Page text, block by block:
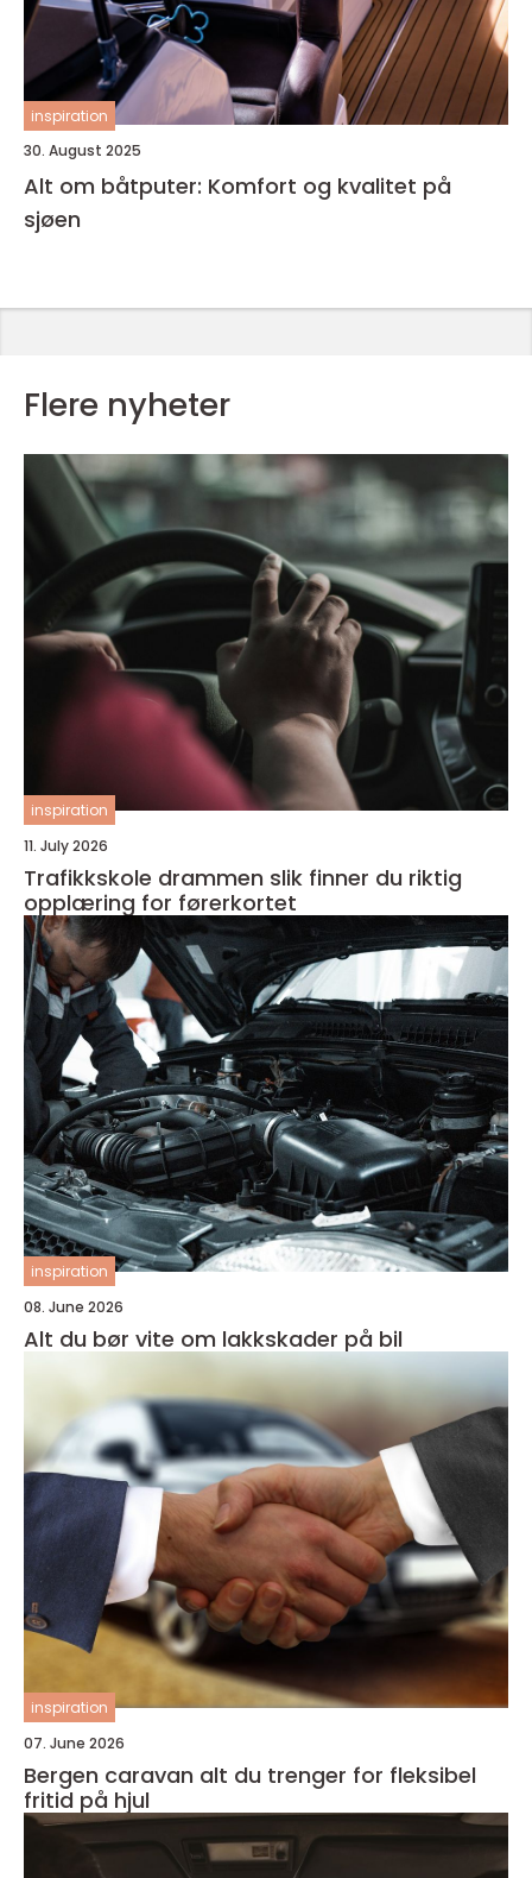
inspiration
30. August 2025
Alt om båtputer: Komfort og kvalitet på
sjøen
Flere nyheter
inspiration
11. July 2026
Trafikkskole drammen slik finner du riktig
opplæring for førerkortet
inspiration
08. June 2026
Alt du bør vite om lakkskader på bil
inspiration
07. June 2026
Bergen caravan alt du trenger for fleksibel
fritid på hjul